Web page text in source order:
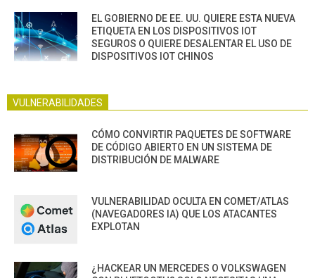
EL GOBIERNO DE EE. UU. QUIERE ESTA NUEVA
ETIQUETA EN LOS DISPOSITIVOS IOT
SEGUROS O QUIERE DESALENTAR EL USO DE
DISPOSITIVOS IOT CHINOS
VULNERABILIDADES
CÓMO CONVIRTIR PAQUETES DE SOFTWARE
DE CÓDIGO ABIERTO EN UN SISTEMA DE
DISTRIBUCIÓN DE MALWARE
VULNERABILIDAD OCULTA EN COMET/ATLAS
(NAVEGADORES IA) QUE LOS ATACANTES
EXPLOTAN
¿HACKEAR UN MERCEDES O VOLKSWAGEN